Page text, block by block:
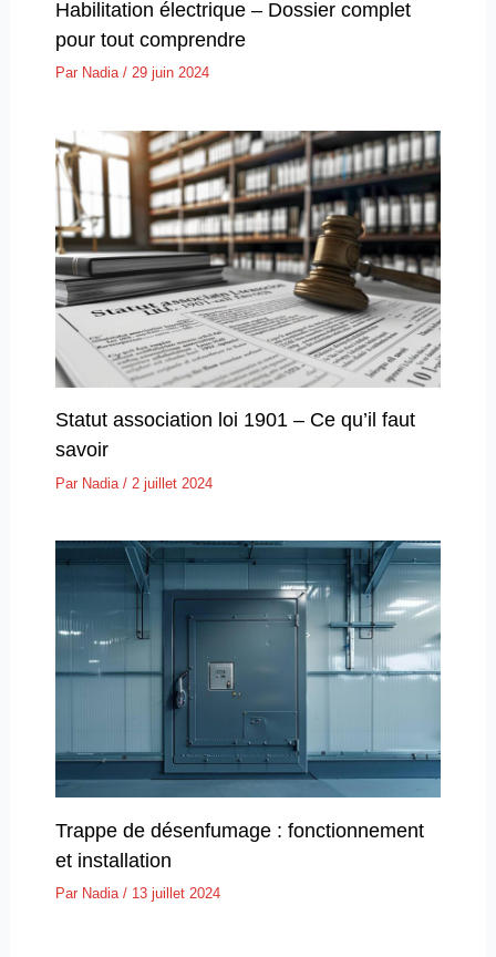
Habilitation électrique – Dossier complet
pour tout comprendre
Par Nadia / 29 juin 2024
Statut association loi 1901 – Ce qu’il faut
savoir
Par Nadia / 2 juillet 2024
Trappe de désenfumage : fonctionnement
et installation
Par Nadia / 13 juillet 2024